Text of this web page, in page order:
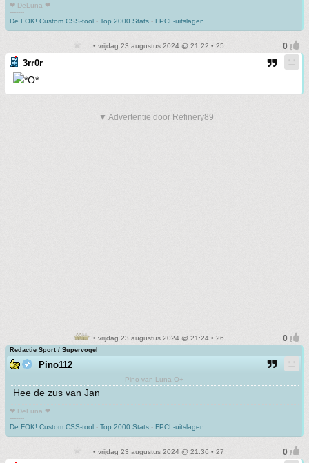
❤ DeLuna ❤
-------
De FOK! Custom CSS-tool - Top 2000 Stats - FPCL-uitslagen
• vrijdag 23 augustus 2024 @ 21:22 • 25
3rr0r
▼ Advertentie door Refinery89
• vrijdag 23 augustus 2024 @ 21:24 • 26
Redactie Sport / Supervogel
Pino112
Pino van Luna O+
Hee de zus van Jan
❤ DeLuna ❤
-------
De FOK! Custom CSS-tool - Top 2000 Stats - FPCL-uitslagen
• vrijdag 23 augustus 2024 @ 21:36 • 27